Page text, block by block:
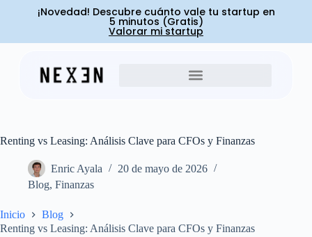
¡Novedad! Descubre cuánto vale tu startup en
5 minutos (Gratis)
Valorar mi startup
Renting vs Leasing: Análisis Clave para CFOs y Finanzas
Enric Ayala
20 de mayo de 2026
Blog, Finanzas
Inicio
Blog
Renting vs Leasing: Análisis Clave para CFOs y Finanzas